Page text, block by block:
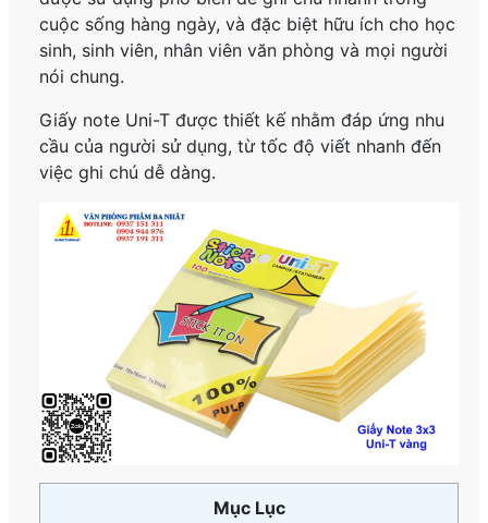
cuộc sống hàng ngày, và đặc biệt hữu ích cho học
sinh, sinh viên, nhân viên văn phòng và mọi người
nói chung.
Giấy note Uni-T được thiết kế nhằm đáp ứng nhu
cầu của người sử dụng, từ tốc độ viết nhanh đến
việc ghi chú dễ dàng.
Mục Lục